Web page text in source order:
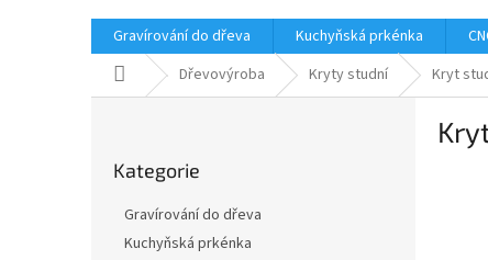
Gravírování do dřeva Kuchyňská prkénka
Domů Dřevovýroba Kryty studní Kryt
kategorie
Kategorie
Gravírování do dřeva
Kuchyňská prkénka